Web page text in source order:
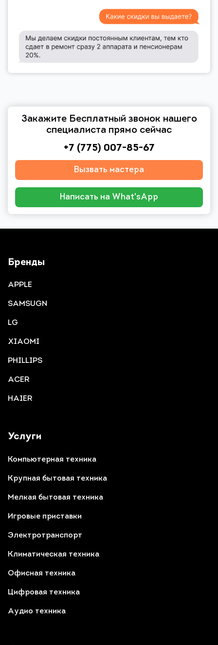
Закажите Бесплатный звонок нашего
специалиста прямо сейчас
+7 (775) 007-85-67
Вызвать мастера
Написать на What'sApp
Услуги
Компьютерная техника
Крупная бытовая техника
Мелкая бытовая техника
Игровые приставки
Электротранспорт
Климатическая техника
Офисная техника
Цифровая техника
Аудио техника
Бренды
APPLE
SAMSUGN
LG
XIAOMI
PHILLIPS
ACER
HAIER